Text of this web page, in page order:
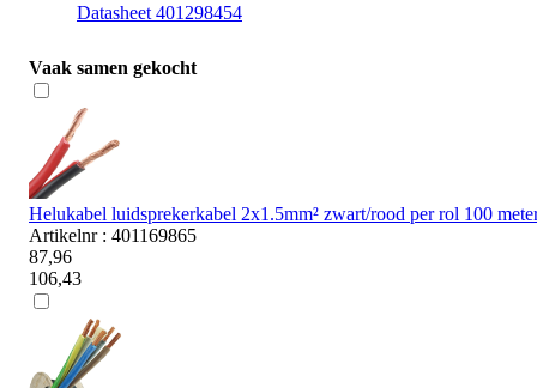
Datasheet 401298454
Vaak samen gekocht
Helukabel luidsprekerkabel 2x1.5mm² zwart/rood per rol 100
Artikelnr : 401169865
87,96
106,43